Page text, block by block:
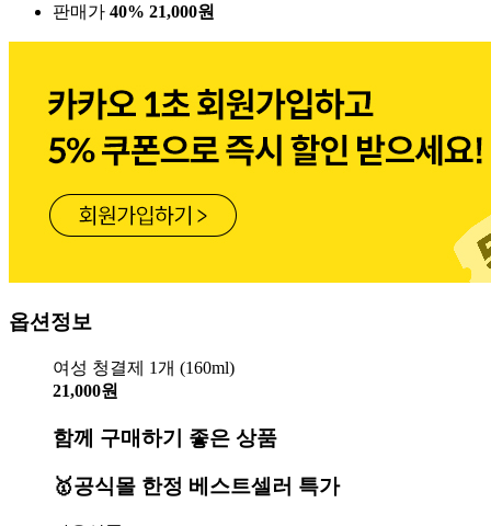
판매가 40% 21,000원
옵션정보
여성 청결제 1개 (160ml)
21,000원
함께 구매하기 좋은 상품
🥇공식몰 한정 베스트셀러 특가